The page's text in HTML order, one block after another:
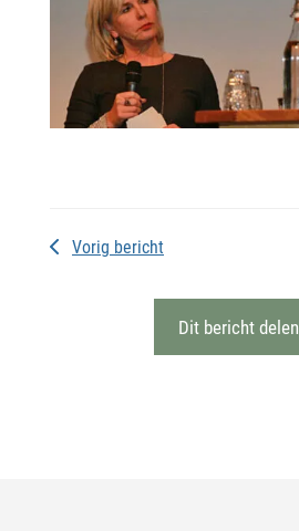
Vorig bericht
Dit bericht delen